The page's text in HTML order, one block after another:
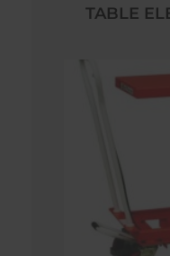
TABLE